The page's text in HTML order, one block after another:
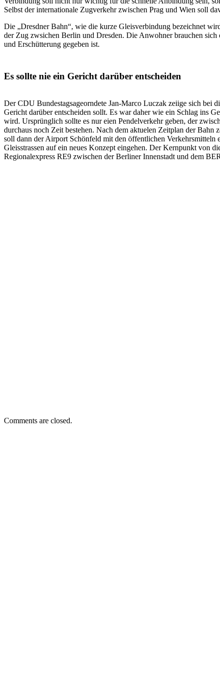
Selbst der internationale Zugverkehr zwischen Prag und Wien soll
Die „Dresdner Bahn“, wie die kurze Gleisverbindung bezeichnet
der Zug zwsichen Berlin und Dresden. Die Anwohner brauchen
und Erschütterung gegeben ist.
Es sollte nie ein Gericht darüber entscheiden
Der CDU Bundestagsageorndete Jan-Marco Luczak zeiige sich bei
Gericht darüber entscheiden sollt. Es war daher wie ein Schlag ins
wird. Ursprünglich sollte es nur eien Pendelverkehr geben, der
durchaus noch Zeit bestehen. Nach dem aktuelen Zeitplan der
soll dann der Airport Schönfeld mit den öffentlichen
Gleisstrassen auf ein neues Konzept eingehen. Der Kernpunkt von
Regionalexpress RE9 zwischen der Berliner Innenstadt und dem
Comments are closed.